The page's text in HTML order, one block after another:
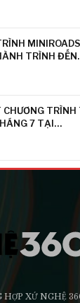
TRÌNH
CHƯƠNG
7 TẠI…
XỨ NGHỆ